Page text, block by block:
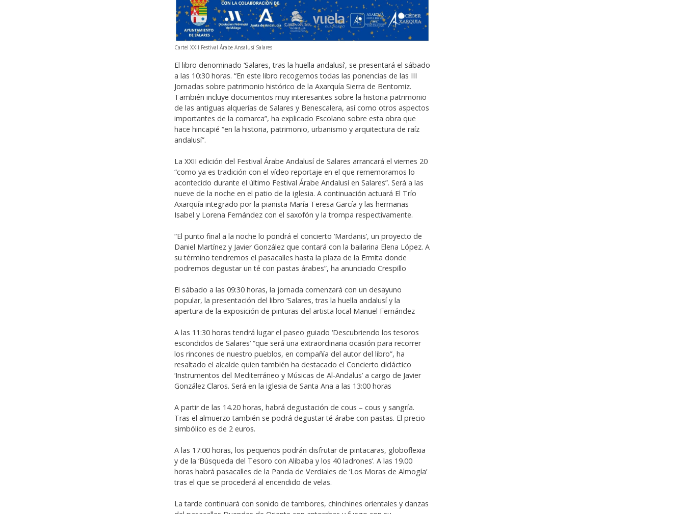
Cartel XXII Festival Árabe Ansalusí Salares
El libro denominado ‘Salares, tras la huella andalusí’, se presentará el sábado
a las 10:30 horas. “En este libro recogemos todas las ponencias de las III
Jornadas sobre patrimonio histórico de la Axarquía Sierra de Bentomiz.
También incluye documentos muy interesantes sobre la historia patrimonio
de las antiguas alquerías de Salares y Benescalera, así como otros aspectos
importantes de la comarca”, ha explicado Escolano sobre esta obra que
hace hincapié “en la historia, patrimonio, urbanismo y arquitectura de raíz
andalusí”.
La XXII edición del Festival Árabe Andalusí de Salares arrancará el viernes 20
“como ya es tradición con el vídeo reportaje en el que rememoramos lo
acontecido durante el último Festival Árabe Andalusí en Salares”. Será a las
nueve de la noche en el patio de la iglesia. A continuación actuará El Trío
Axarquía integrado por la pianista María Teresa García y las hermanas
Isabel y Lorena Fernández con el saxofón y la trompa respectivamente.
“El punto final a la noche lo pondrá el concierto ‘Mardanis’, un proyecto de
Daniel Martínez y Javier González que contará con la bailarina Elena López. A
su término tendremos el pasacalles hasta la plaza de la Ermita donde
podremos degustar un té con pastas árabes”, ha anunciado Crespillo
El sábado a las 09:30 horas, la jornada comenzará con un desayuno
popular, la presentación del libro ‘Salares, tras la huella andalusí y la
apertura de la exposición de pinturas del artista local Manuel Fernández
A las 11:30 horas tendrá lugar el paseo guiado ‘Descubriendo los tesoros
escondidos de Salares’ “que será una extraordinaria ocasión para recorrer
los rincones de nuestro pueblos, en compañía del autor del libro”, ha
resaltado el alcalde quien también ha destacado el Concierto didáctico
‘Instrumentos del Mediterráneo y Músicas de Al-Andalus’ a cargo de Javier
González Claros. Será en la iglesia de Santa Ana a las 13:00 horas
A partir de las 14.20 horas, habrá degustación de cous – cous y sangría.
Tras el almuerzo también se podrá degustar té árabe con pastas. El precio
simbólico es de 2 euros.
A las 17:00 horas, los pequeños podrán disfrutar de pintacaras, globoflexia
y de la ‘Búsqueda del Tesoro con Alibaba y los 40 ladrones’. A las 19.00
horas habrá pasacalles de la Panda de Verdiales de ‘Los Moras de Almogía’
tras el que se procederá al encendido de velas.
La tarde continuará con sonido de tambores, chinchines orientales y danzas